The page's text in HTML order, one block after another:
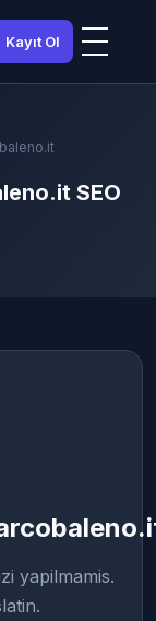
Kayıt Ol
SEO
yapilmamis.